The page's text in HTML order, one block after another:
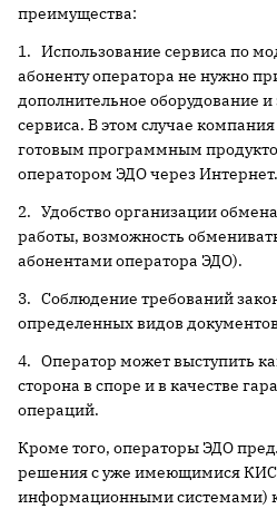
преимущества:
1. Использование сервиса по
абоненту оператора не нужно
дополнительное оборудование
сервиса. В этом случае компания
готовым программным
оператором ЭДО через Интернет.
2. Удобство организации
работы, возможность
абонентами оператора ЭДО).
3. Соблюдение требований
определенных видов
4. Оператор может выступить
сторона в споре и в качестве
операций.
Кроме того, операторы ЭДО
решения с уже имеющимися
информационными системами)